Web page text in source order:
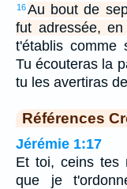
16Au bout de
fut adressée,
t'établis comme
Tu écouteras la
tu les avertiras
Références
Jérémie 1:17
Et toi, ceins tes
que je